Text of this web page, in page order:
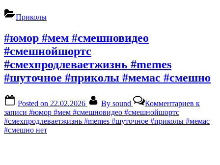
Приколы
#юмор #мем #смешновидео
#смешнойшортс
#смехпродлеваетжизнь #memes
#шуточное #приколы #мемас #смешно
Posted on 22.02.2026 By sound Комментариев к
записи #юмор #мем #смешновидео #смешнойшортс
#смехпродлеваетжизнь #memes #шуточное #приколы #мемас
#смешно нет